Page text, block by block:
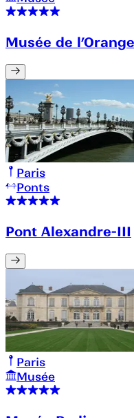
Musée de
Paris
Ponts
Pont Alexandre-III
Paris
Musée